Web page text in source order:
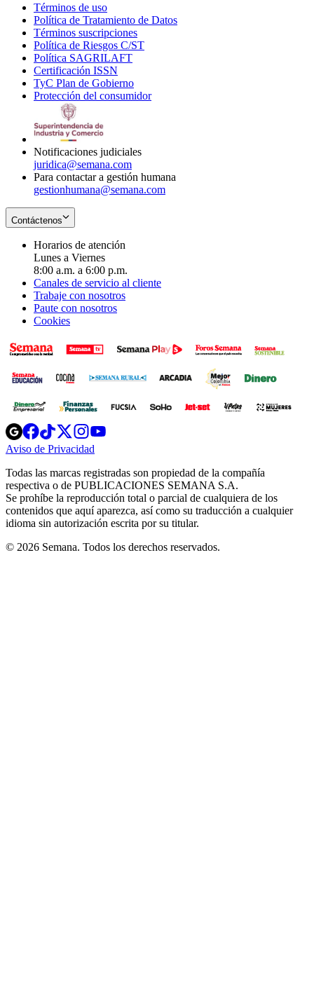
Términos de uso
in
new
window
Política de Tratamiento de Datos
Términos suscripciones
in
Política de Riesgos C/ST
Política SAGRILAFT
new
window
Certificación ISSN
in
new
TyC Plan de Gobierno
in
Protección del consumidorOpens
Notificaciones judiciales
juridica@semana.com
Para contactar a gestión humana
gestionhumana@semana.com
Contáctenos
Horarios de atención
Lunes a Viernes
8:00 a.m. a 6:00 p.m.
Canales de servicio al cliente
Trabaje con nosotros
Paute con nosotros
Cookies
Opens
in
new
Opens
in
new
Opens
in
new
window
Opens
new
windowwindow
Aviso de Privacidad
new
window
Todas las marcas registradas son propiedad de la compañía
respectiva o de PUBLICACIONES SEMANA S.A.
Se prohíbe la reproducción total o parcial de cualquiera de los
contenidos que aquí aparezca, así como su traducción a cualquier
idioma sin autorización escrita por su titular.
© 2026 Semana. Todos los derechos reservados.